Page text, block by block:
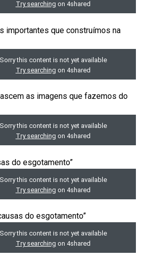
importantes que construímos na
as imagens que fazemos do
do esgotamento”
do esgotamento”